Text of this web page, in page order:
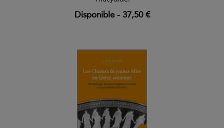
Disponible- 37,50 €